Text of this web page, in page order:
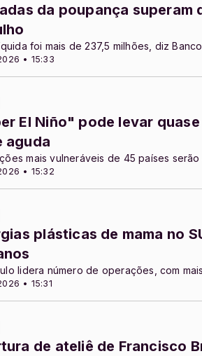
• 15:33
da poupança superam
foi mais de 237,5 milhões, diz
• 15:32
El Niño" pode levar
aguda
mais vulneráveis de 45 países serão
• 15:31
plásticas de mama no
lidera número de operações, com
de ateliê de Francisco